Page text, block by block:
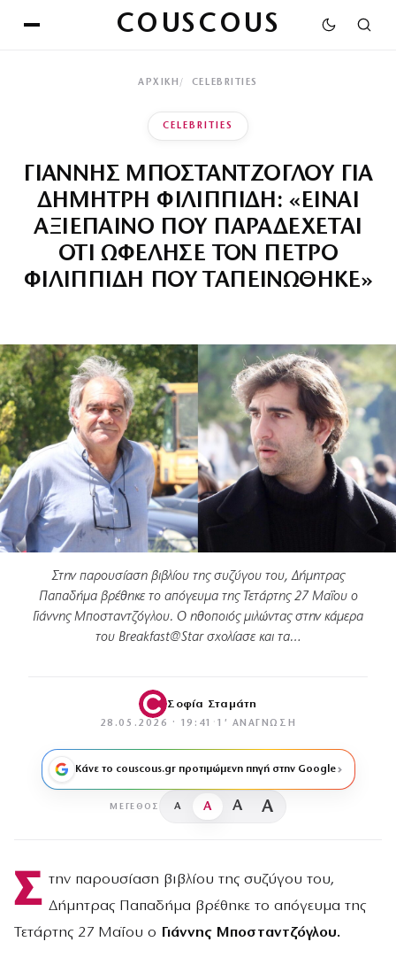
COUSCOUS
ΑΡΧΙΚΉ CELEBRITIES
CELEBRITIES
ΓΙΑΝΝΗΣ ΜΠΟΣΤΑΝΤΖΟΓΛΟΥ ΓΙΑ
ΔΗΜΗΤΡΗ ΦΙΛΙΠΠΙΔΗ: «ΕΙΝΑΙ
ΑΞΙΕΠΑΙΝΟ ΠΟΥ ΠΑΡΑΔΕΧΕΤΑΙ
ΟΤΙ ΩΦΕΛΗΣΕ ΤΟΝ ΠΕΤΡΟ
ΦΙΛΙΠΠΙΔΗ ΠΟΥ ΤΑΠΕΙΝΩΘΗΚΕ»
Στην παρουσίαση βιβλίου της συζύγου του, Δήμητρας
Παπαδήμα βρέθηκε το απόγευμα της Τετάρτης 27 Μαΐου ο
Γιάννης Μποσταντζόγλου. Ο ηθοποιός μιλώντας στην κάμερα
του Breakfast@Star σχολίασε και τα…
Σοφία Σταμάτη
28.05.2026 · 19:41 · 1′ ΑΝΆΓΝΩΣΗ
Κάνε το couscous.gr προτιμώμενη πηγή στην Google
ΜΈΓΕΘΟΣ A A A A
Σ την παρουσίαση βιβλίου της συζύγου του,
Δήμητρας Παπαδήμα βρέθηκε το απόγευμα της
Τετάρτης 27 Μαΐου ο Γιάννης Μποσταντζόγλου.